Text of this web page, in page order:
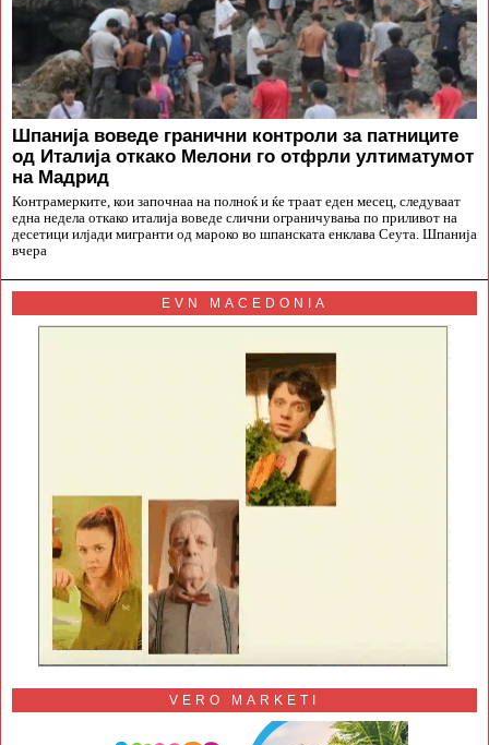
Шпанија воведе гранични контроли за патниците
од Италија откако Мелони го отфрли ултиматумот
на Мадрид
Контрамерките, кои започнаа на полноќ и ќе траат еден месец, следуваат
една недела откако италија воведе слични ограничувања по приливот на
десетици илјади мигранти од мароко во шпанската енклава Сеута. Шпанија
вчера
EVN MACEDONIA
VERO MARKETI